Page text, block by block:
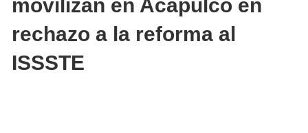
movilizan en Acapulco en
rechazo a la reforma al
ISSSTE